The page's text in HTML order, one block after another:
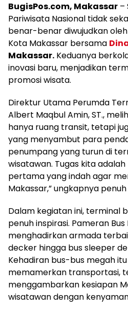
BugisPos.com, Makassar –
Pariwisata Nasional tidak
benar-benar diwujudkan
Kota Makassar bersama
Makassar. Keduanya
inovasi baru, menjadikan
promosi wisata.
Direktur Utama Perumda
Albert Maqbul Amin, ST.,
hanya ruang transit, tetapi
yang menyambut para
penumpang yang turun di
wisatawan. Tugas kita
pertama yang indah agar
Makassar,” ungkapnya
Dalam kegiatan ini, terminal
penuh inspirasi. Pameran
menghadirkan armada
decker hingga bus sleeper
Kehadiran bus-bus megah
memamerkan transportasi,
menggambarkan kesiapan
wisatawan dengan